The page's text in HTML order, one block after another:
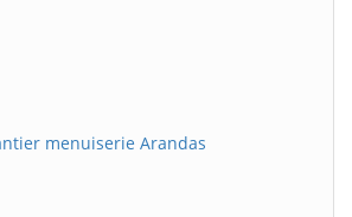
menuiserie Arandas